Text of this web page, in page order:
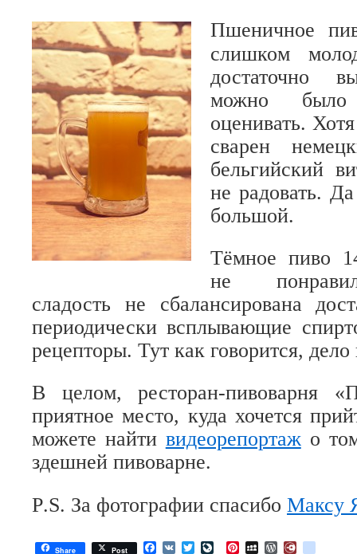
Пшеничное
слишком
достаточно
можно было
оценивать.
сварен
бельгийский
не радовать.
большой.
Тёмное пиво
не
сладость не сбалансирована
периодически всплывающие
рецепторы. Тут как говорится,
В целом, ресторан-пивоварня
приятное место, куда хочется
можете найти видеорепортажо
здешней пивоварне.
P.S. За фотографии спасибо Максу
Share Post Facebook
VK TwitterLiveJournal
PinterestMySpaceWordPress
Diary.Ru